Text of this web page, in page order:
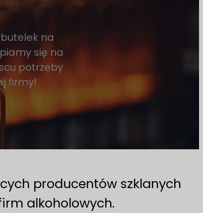
na
się na
potrzeby
firmy!
producentów szklanych
alkoholowych.